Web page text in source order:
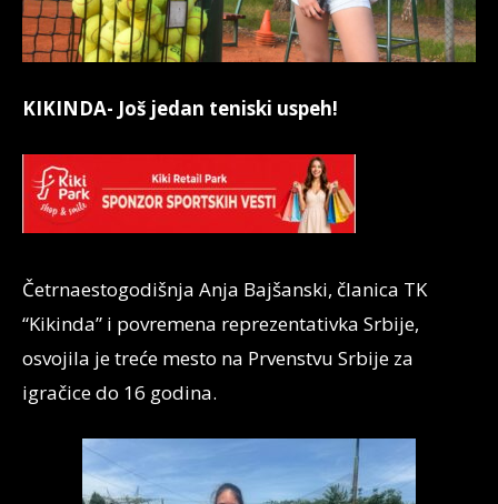
KIKINDA- Još jedan teniski uspeh!
Četrnaestogodišnja Anja Bajšanski, članica TK
“Kikinda” i povremena reprezentativka Srbije,
osvojila je treće mesto na Prvenstvu Srbije za
igračice do 16 godina.